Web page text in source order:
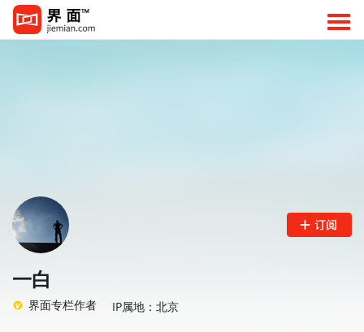
一白
界面专栏作者 IP属地：北京